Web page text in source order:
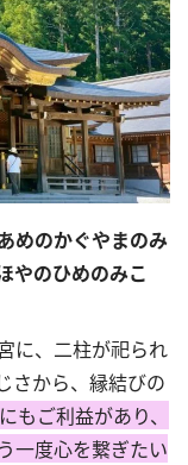
めのかぐやまのみ
やのひめのみこ
に、二柱が祀られ
さから、縁結びの
もご利益があり、
一度心を繋ぎたい